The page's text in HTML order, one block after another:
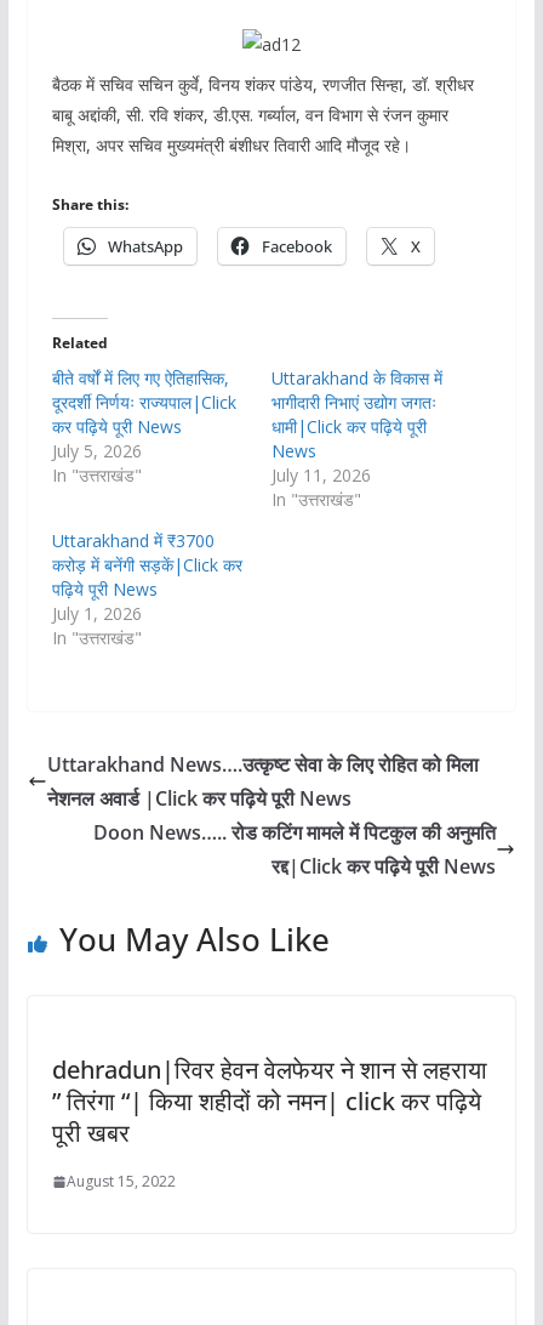
बैठक में सचिव सचिन कुर्वे, विनय शंकर पांडेय, रणजीत सिन्हा, डॉ. श्रीधर
बाबू अद्दांकी, सी. रवि शंकर, डी.एस. गर्ब्याल, वन विभाग से रंजन कुमार
मिश्रा, अपर सचिव मुख्यमंत्री बंशीधर तिवारी आदि मौजूद रहे।
Share this:
WhatsApp Facebook X
Related
बीते वर्षों में लिए गए ऐतिहासिक,
दूरदर्शी निर्णयः राज्यपाल|Click
कर पढ़िये पूरी News
July 5, 2026
In "उत्तराखंड"
Uttarakhand के विकास में
भागीदारी निभाएं उद्योग जगतः
धामी|Click कर पढ़िये पूरी
News
July 11, 2026
In "उत्तराखंड"
Uttarakhand में ₹3700
करोड़ में बनेंगी सड़कें|Click कर
पढ़िये पूरी News
July 1, 2026
In "उत्तराखंड"
Uttarakhand News….उत्कृष्ट सेवा के लिए रोहित को मिला
नेशनल अवार्ड |Click कर पढ़िये पूरी News
Doon News….. रोड कटिंग मामले में पिटकुल की अनुमति
रद्द|Click कर पढ़िये पूरी News
You May Also Like
dehradun|रिवर हेवन वेलफेयर ने शान से लहराया
” तिरंगा “| किया शहीदों को नमन| click कर पढ़िये
पूरी खबर
August 15, 2022